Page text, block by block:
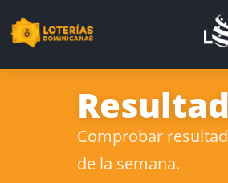
Comprobar
de la semana.